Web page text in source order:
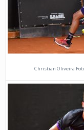
Christian Oliveira